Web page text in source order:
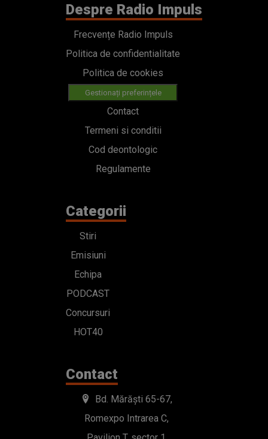
Despre Radio Impuls
Frecvențe Radio Impuls
Politica de confidentialitate
Politica de cookies
Gestionați preferințele
Contact
Termeni si conditii
Cod deontologic
Regulamente
Categorii
Stiri
Emisiuni
Echipa
PODCAST
Concursuri
HOT40
Contact
Bd. Mărăști 65-67,
Romexpo Intrarea C,